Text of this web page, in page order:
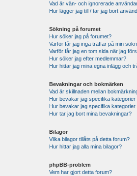
Vad är vän- och ignorerade
Hur lägger jag till / tar jag bort
Sökning på forumet
Hur söker jag på forumet?
Varför får jag inga träffar på min
Varför får jag en tom sida när jag
Hur söker jag efter medlemmar?
Hur hittar jag mina egna inlägg och
Bevakningar och bokmärken
Vad är skillnaden mellan
Hur bevakar jag specifika kategorier
Hur bevakar jag specifika kategorier
Hur tar jag bort mina bevakningar?
Bilagor
Vilka bilagor tillåts på detta forum?
Hur hittar jag alla mina bilagor?
phpBB-problem
Vem har gjort detta forum?